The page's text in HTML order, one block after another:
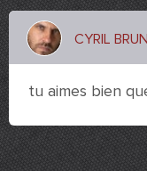
CYRIL
tu aimes bien